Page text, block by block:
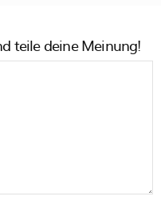
teile deine Meinung!